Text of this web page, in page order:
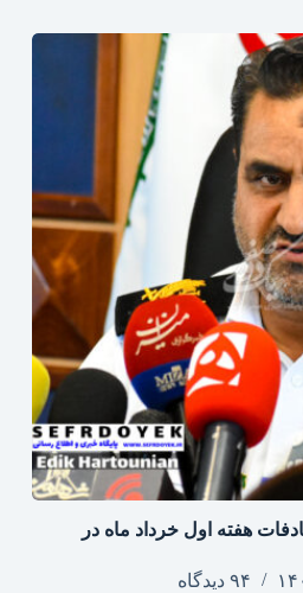
در تصادفات هفته اول خرداد ماه در
۹۴ دیدگاه